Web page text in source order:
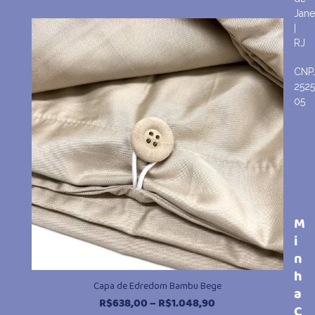
preço:
R$638,00
através
R$1.048,90
Capa de Edredom Bambu Bege
R$638,00–R$1.048,90
RJ
05
M
i
n
h
a